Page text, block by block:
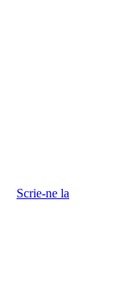
Scrie-ne la